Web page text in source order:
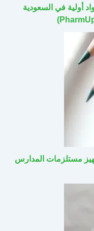
أولية في السعودية
مستلزمات المدارس